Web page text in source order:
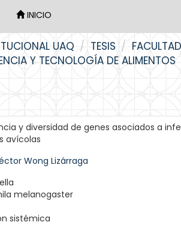
INICIO
UAQ TESIS
Y TECNOLOGÍA DE ALIMENTOS
y diversidad de genes asociados a
avícolas
Wong Lizárraga
melanogaster
sistémica